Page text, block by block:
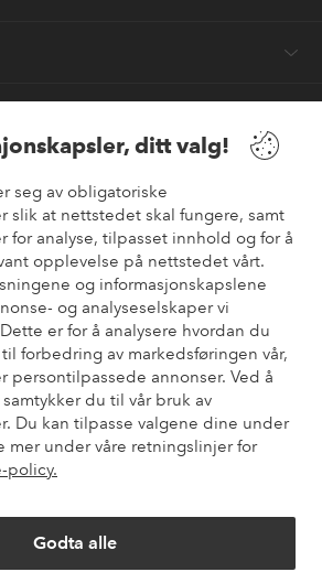
ditt valg!
seg av obligatoriske
slik at nettstedet skal fungere, samt
for analyse, tilpasset innhold og for å
opplevelse på nettstedet vårt.
og informasjonskapslene
og analyseselskaper vi
er for å analysere hvordan du
forbedring av markedsføringen vår,
persontilpassede annonser. Ved å
du til vår bruk av
Du kan tilpasse valgene dine under
mer under våre retningslinjer for
policy.
Godta alle
Sikre betalinger
om våre betalingsalternativer?
elpy